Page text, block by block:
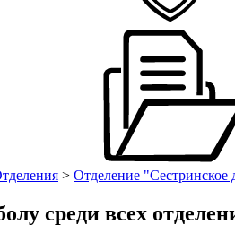
> Отделение "Сестринское
среди всех